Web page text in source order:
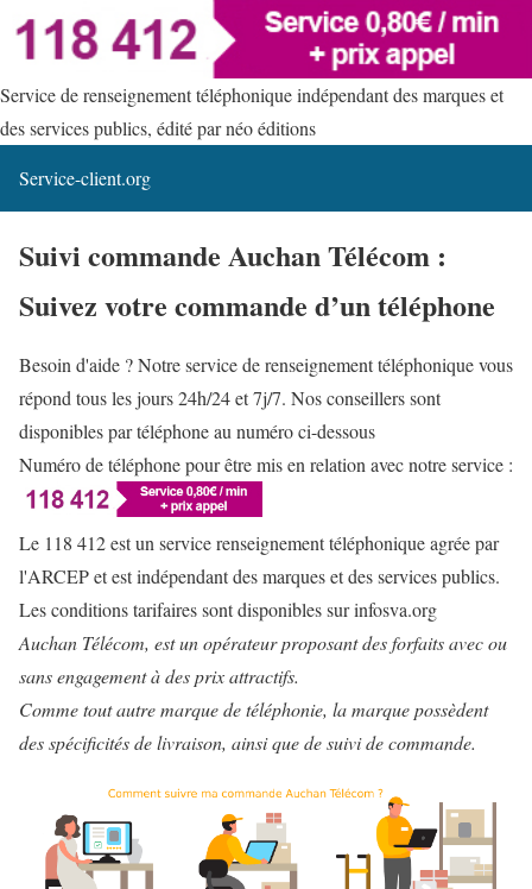
Service de renseignement téléphonique indépendant des marques et
des services publics, édité par néo éditions
Service-client.org
Suivi commande Auchan Télécom :
Suivez votre commande d’un téléphone
Besoin d'aide ? Notre service de renseignement téléphonique vous
répond tous les jours 24h/24 et 7j/7. Nos conseillers sont
disponibles par téléphone au numéro ci-dessous
Numéro de téléphone pour être mis en relation avec notre service :
Le 118 412 est un service renseignement téléphonique agrée par
l'ARCEP et est indépendant des marques et des services publics.
Les conditions tarifaires sont disponibles sur infosva.org
Auchan Télécom, est un opérateur proposant des forfaits avec ou
sans engagement à des prix attractifs.
Comme tout autre marque de téléphonie, la marque possèdent
des spécificités de livraison, ainsi que de suivi de commande.